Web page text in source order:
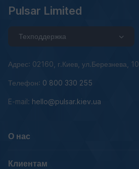
Pulsar Limited
Техподдержка
Адрес: 02160, г.Киев, ул.Березнева, 10
Телефон: 0 800 330 255
E-mail: hello@pulsar.kiev.ua
О нас
Клиентам